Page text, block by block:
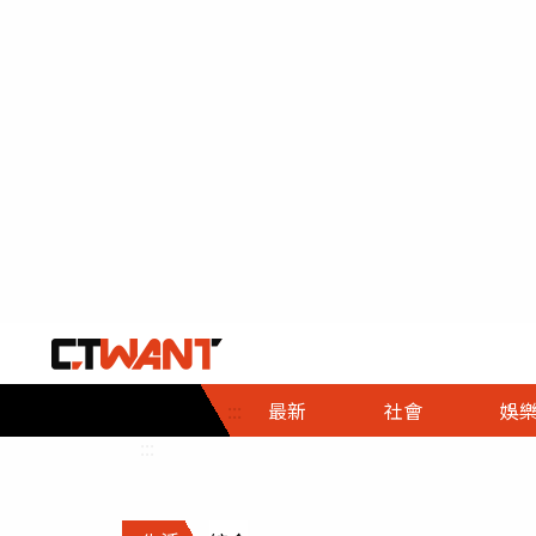
::: 最新 社會
社會首頁
時事
調查
娛樂
娛樂首頁
即時
財經首頁
熱線
政